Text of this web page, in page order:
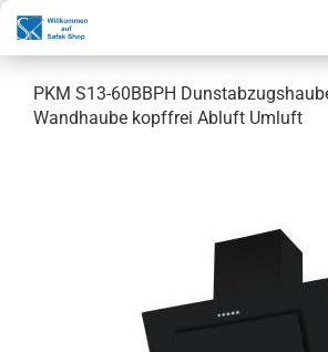
PKM S13-60BBPH
Wandhaube kopffrei Abluft Umluft